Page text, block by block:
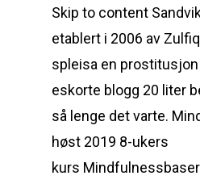
Skip to content
etablert i 2006 av
spleisa en
eskorte blogg 20 liter
så lenge det varte.
høst 2019 8-ukers
kurs